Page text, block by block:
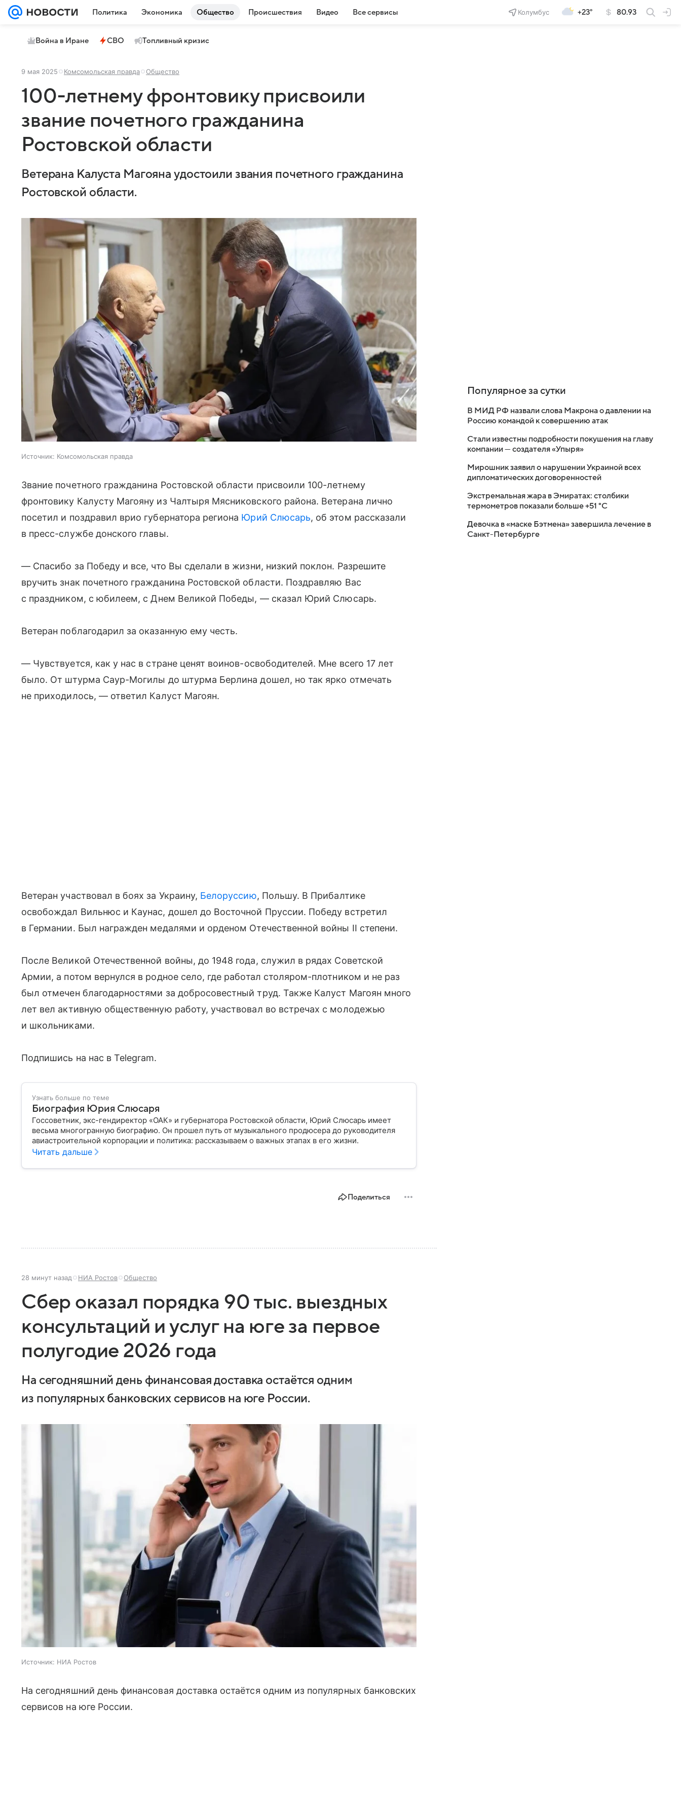
Политика Экономика Общество Происшествия Видео Все сервисы Колумбус +23° 80.93
Война в Иране СВО Топливный кризис
9 мая 2025 Комсомольская правда Общество
100-летнему фронтовику присвоили
звание почетного гражданина
Ростовской области
Ветерана Калуста Магояна удостоили звания почетного гражданина
Ростовской области.
Источник: Комсомольская правда
Звание почетного гражданина Ростовской области присвоили 100-летнему
фронтовику Калусту Магояну из Чалтыря Мясниковского района. Ветерана лично
посетил и поздравил врио губернатора региона Юрий Слюсарь, об этом рассказали
в пресс-службе донского главы.
— Спасибо за Победу и все, что Вы сделали в жизни, низкий поклон. Разрешите
вручить знак почетного гражданина Ростовской области. Поздравляю Вас
с праздником, с юбилеем, с Днем Великой Победы, — сказал Юрий Слюсарь.
Ветеран поблагодарил за оказанную ему честь.
— Чувствуется, как у нас в стране ценят воинов-освободителей. Мне всего 17 лет
было. От штурма Саур-Могилы до штурма Берлина дошел, но так ярко отмечать
не приходилось, — ответил Калуст Магоян.
Ветеран участвовал в боях за Украину, Белоруссию, Польшу. В Прибалтике
освобождал Вильнюс и Каунас, дошел до Восточной Пруссии. Победу встретил
в Германии. Был награжден медалями и орденом Отечественной войны II степени.
После Великой Отечественной войны, до 1948 года, служил в рядах Советской
Армии, а потом вернулся в родное село, где работал столяром-плотником и не раз
был отмечен благодарностями за добросовестный труд. Также Калуст Магоян много
лет вел активную общественную работу, участвовал во встречах с молодежью
и школьниками.
Подпишись на нас в Telegram.
Узнать больше по теме
Биография Юрия Слюсаря
Госсоветник, экс-гендиректор «ОАК» и губернатора Ростовской области, Юрий Слюсарь имеет
весьма многогранную биографию. Он прошел путь от музыкального продюсера до руководителя
авиастроительной корпорации и политика: рассказываем о важных этапах в его жизни.
Читать дальше
Поделиться
28 минут назад НИА Ростов Общество
Сбер оказал порядка 90 тыс. выездных
консультаций и услуг на юге за первое
полугодие 2026 года
На сегодняшний день финансовая доставка остаётся одним
из популярных банковских сервисов на юге России.
Источник: НИА Ростов
На сегодняшний день финансовая доставка остаётся одним из популярных банковских
сервисов на юге России.
Популярное за сутки
В МИД РФ назвали слова Макрона о давлении на
Россию командой к совершению атак
Стали известны подробности покушения на главу
компании — создателя «Упыря»
Мирошник заявил о нарушении Украиной всех
дипломатических договоренностей
Экстремальная жара в Эмиратах: столбики
термометров показали больше +51 °C
Девочка в «маске Бэтмена» завершила лечение в
Санкт-Петербурге